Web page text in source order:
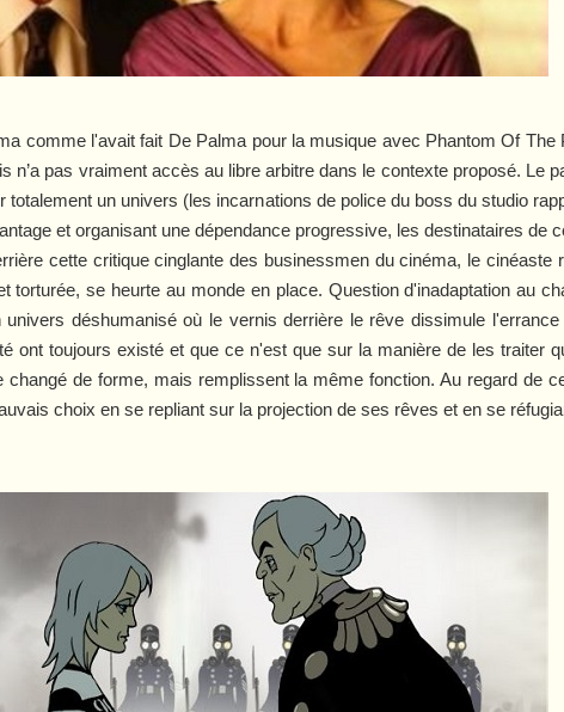
comme l'avait fait De Palma pour la musique avec Phantom Of The
n’a pas vraiment accès au libre arbitre dans le contexte proposé. Le
totalement un univers (les incarnations de police du boss du studio
et organisant une dépendance progressive, les destinataires de
cette critique cinglante des businessmen du cinéma, le cinéaste
torturée, se heurte au monde en place. Question d'inadaptation au
déshumanisé où le vernis derrière le rêve dissimule
ont toujours existé et que ce n'est que sur la manière de les traiter
de forme, mais remplissent la même fonction. Au regard de
choix en se repliant sur la projection de ses rêves et en se